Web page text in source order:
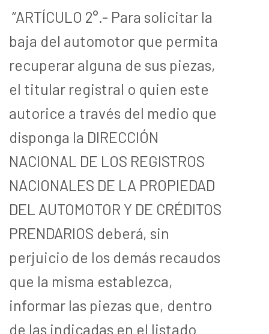
“ARTÍCULO 2°.- Para solicitar la
baja del automotor que permita
recuperar alguna de sus piezas,
el titular registral o quien este
autorice a través del medio que
disponga la DIRECCIÓN
NACIONAL DE LOS REGISTROS
NACIONALES DE LA PROPIEDAD
DEL AUTOMOTOR Y DE CRÉDITOS
PRENDARIOS deberá, sin
perjuicio de los demás recaudos
que la misma establezca,
informar las piezas que, dentro
de las indicadas en el listado